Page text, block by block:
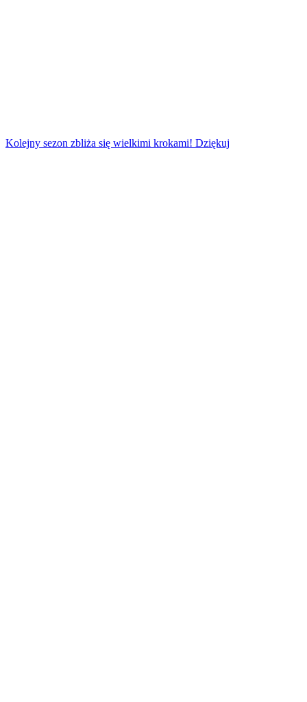
Kolejny sezon zbliża się wielkimi krokami! Dziękuj